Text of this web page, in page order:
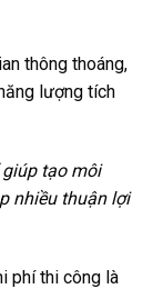
thông thoáng,
lượng tích
tạo môi
nhiều thuận lợi
phí thi công là